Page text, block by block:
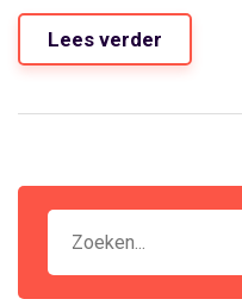
en verschijnt 12
X/S en pc; Switch 2
Lees verder